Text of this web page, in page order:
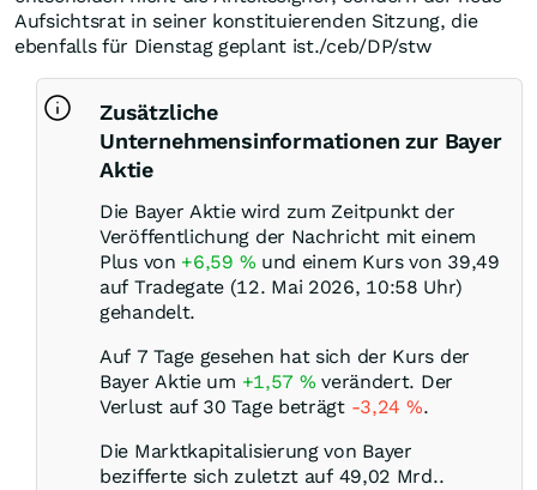
Aufsichtsrat in seiner konstituierenden Sitzung, die
ebenfalls für Dienstag geplant ist./ceb/DP/stw
Zusätzliche
Unternehmensinformationen zur Bayer
Aktie
Die Bayer Aktie wird zum Zeitpunkt der
Veröffentlichung der Nachricht mit einem
Plus von +6,59 % und einem Kurs von 39,49
auf Tradegate (12. Mai 2026, 10:58 Uhr)
gehandelt.
Auf 7 Tage gesehen hat sich der Kurs der
Bayer Aktie um +1,57 % verändert. Der
Verlust auf 30 Tage beträgt -3,24 %.
Die Marktkapitalisierung von Bayer
bezifferte sich zuletzt auf 49,02 Mrd..